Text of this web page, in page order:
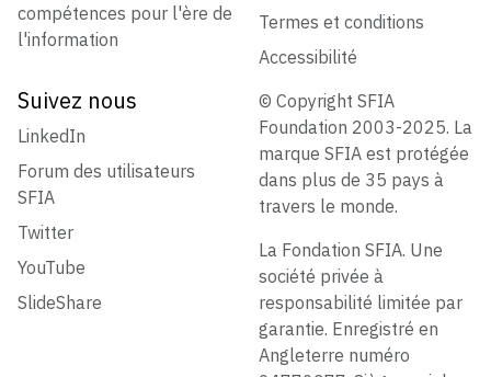
compétences pour l'ère de
l'information
Termes et conditions
Accessibilité
Suivez nous
LinkedIn
Forum des utilisateurs
SFIA
Twitter
YouTube
SlideShare
© Copyright SFIA
Foundation 2003-2025. La
marque SFIA est protégée
dans plus de 35 pays à
travers le monde.
La Fondation SFIA. Une
société privée à
responsabilité limitée par
garantie. Enregistré en
Angleterre numéro